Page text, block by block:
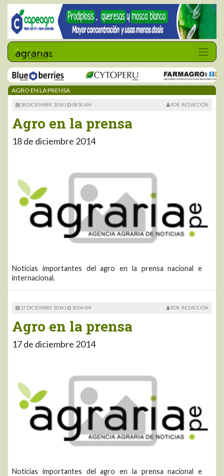
AGRO EN LA PRENSA
18 DICIEMBRE 2014 | 08:50 AM POR: REDACCIÓN
Agro en la prensa
18 de diciembre 2014
Noticias importantes del agro en la prensa nacional e
internacional.
17 DICIEMBRE 2014 | 10:04 AM POR: REDACCIÓN
Agro en la prensa
17 de diciembre 2014
Noticias importantes del agro en la prensa nacional e